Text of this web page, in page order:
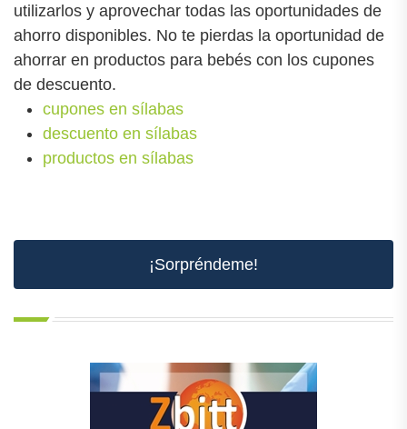
utilizarlos y aprovechar todas las oportunidades de
ahorro disponibles. No te pierdas la oportunidad de
ahorrar en productos para bebés con los cupones
de descuento.
cupones en sílabas
descuento en sílabas
productos en sílabas
¡Sorpréndeme!